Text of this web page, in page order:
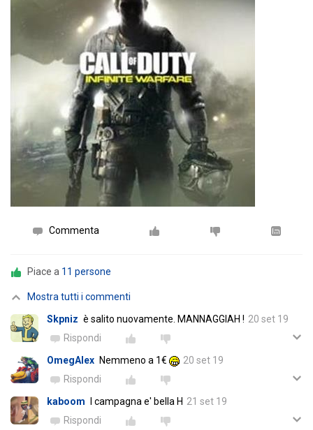
Commenta
Piace a 11 persone
Mostra tutti i commenti
Skpniz è salito nuovamente. MANNAGGIAH ! 20 set 19
Rispondi
OmegAlex Nemmeno a 1€
20 set 19
Rispondi
kaboom
l campagna e' bella H 21 set 19
Rispondi